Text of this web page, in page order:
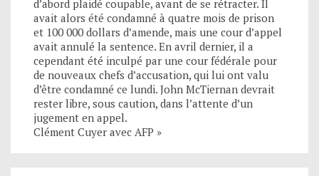
d’abord plaidé coupable, avant de se rétracter. Il
avait alors été condamné à quatre mois de prison
et 100 000 dollars d’amende, mais une cour d’appel
avait annulé la sentence. En avril dernier, il a
cependant été inculpé par une cour fédérale pour
de nouveaux chefs d’accusation, qui lui ont valu
d’être condamné ce lundi. John McTiernan devrait
rester libre, sous caution, dans l’attente d’un
jugement en appel.
Clément Cuyer avec AFP »